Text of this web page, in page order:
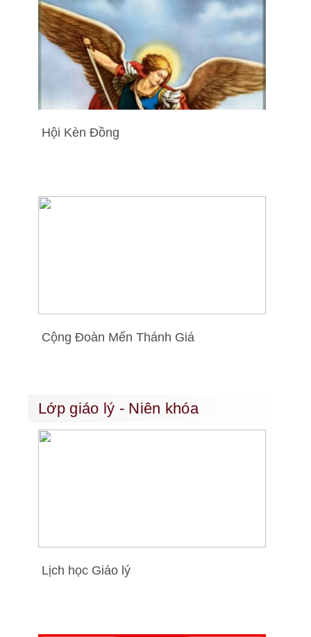
Hội Kèn Đồng
Cộng Đoàn Mến Thánh Giá
Lớp giáo lý - Niên khóa
Lịch học Giáo lý